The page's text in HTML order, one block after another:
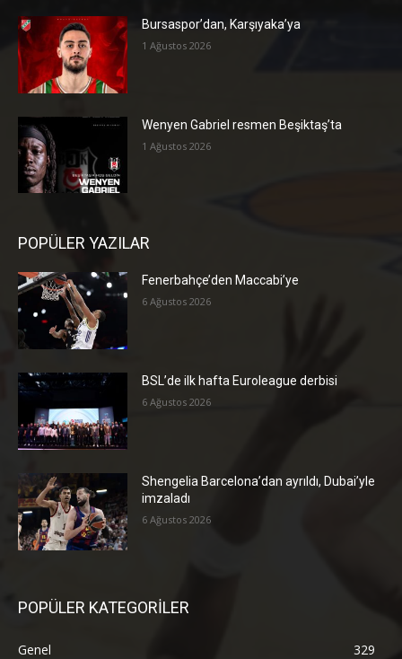
Bursaspor’dan, Karşıyaka’ya
1 Ağustos 2026
Wenyen Gabriel resmen Beşiktaş’ta
1 Ağustos 2026
POPÜLER YAZILAR
Fenerbahçe’den Maccabi’ye
6 Ağustos 2026
BSL’de ilk hafta Euroleague derbisi
6 Ağustos 2026
Shengelia Barcelona’dan ayrıldı, Dubai’yle
imzaladı
6 Ağustos 2026
POPÜLER KATEGORİLER
Genel
329